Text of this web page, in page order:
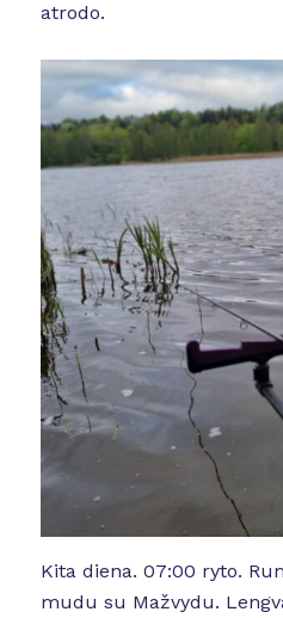
atrodo.
Kita diena. 07:00 ryto.
mudu su Mažvydu.